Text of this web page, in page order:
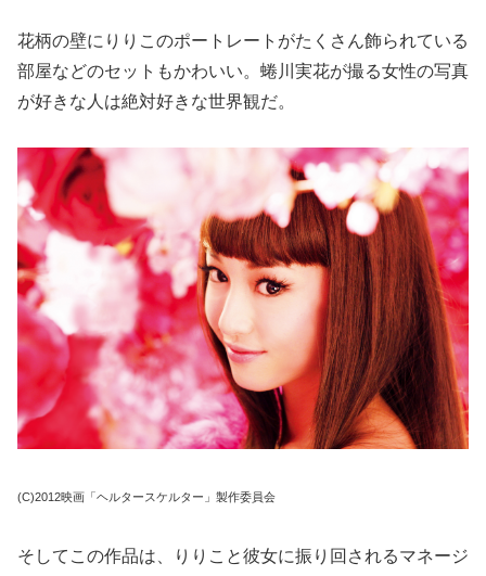
花柄の壁にりりこのポートレートがたくさん飾られている
部屋などのセットもかわいい。蜷川実花が撮る女性の写真
が好きな人は絶対好きな世界観だ。
(C)2012映画「ヘルタースケルター」製作委員会
そしてこの作品は、りりこと彼女に振り回されるマネージ